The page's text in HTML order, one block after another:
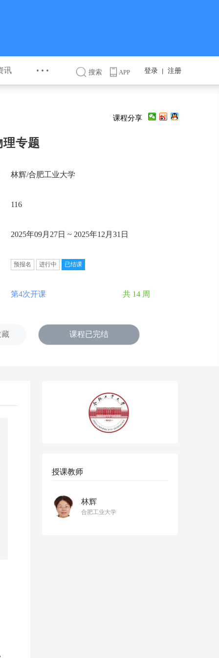
讯 ··· 搜索 APP 登录 注册
课程分享
理专题
林辉/合肥工业大学
116
2025年09月27日 ~ 2025年12月31日
预报名 进行中 已结课
第4次开课 共 14 周
藏 课程已完结
授课教师
林辉
合肥工业大学